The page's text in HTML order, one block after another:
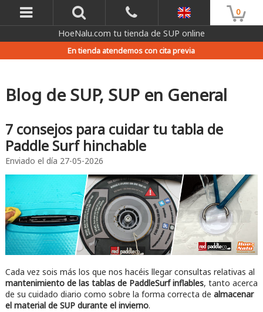
0
HoeNalu.com tu tienda de SUP online
En tienda atendemos con cita previa
Blog de SUP, SUP en General
7 consejos para cuidar tu tabla de
Paddle Surf hinchable
Enviado el día 27-05-2026
Cada vez sois más los que nos hacéis llegar consultas relativas al
mantenimiento de las tablas de PaddleSurf inflables, tanto acerca
de su cuidado diario como sobre la forma correcta de almacenar
el material de SUP durante el invierno.